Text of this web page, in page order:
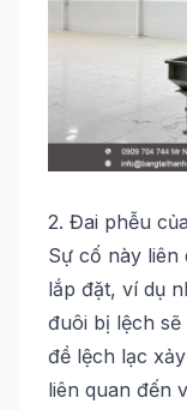
2. Đai phễu
Sự cố này
lắp đặt, ví dụ
đuôi bị lệch
đề lệch lạc
liên quan đến